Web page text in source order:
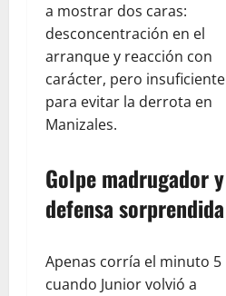
a mostrar dos caras:
desconcentración en el
arranque y reacción con
carácter, pero insuficiente
para evitar la derrota en
Manizales.
Golpe madrugador y
defensa sorprendida
Apenas corría el minuto 5
cuando Junior volvió a